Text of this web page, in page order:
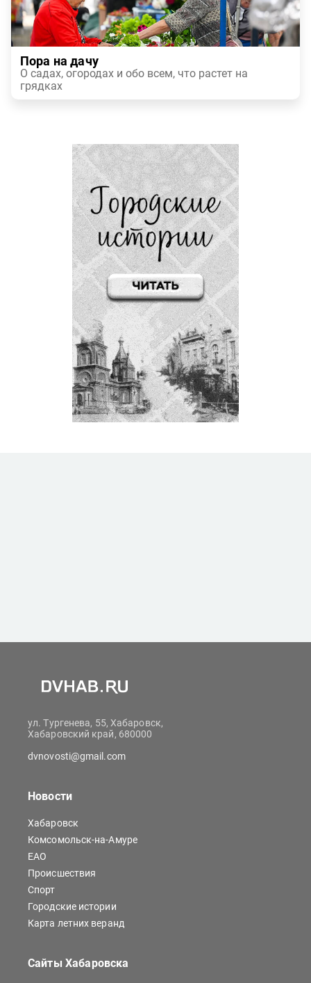
Пора на дачу
О садах, огородах и обо всем, что растет на
грядках
ул. Тургенева, 55, Хабаровск,
Хабаровский край, 680000
dvnovosti@gmail.com
Новости
Хабаровск
Комсомольск-на-Амуре
ЕАО
Происшествия
Спорт
Городские истории
Карта летних веранд
Сайты Хабаровска